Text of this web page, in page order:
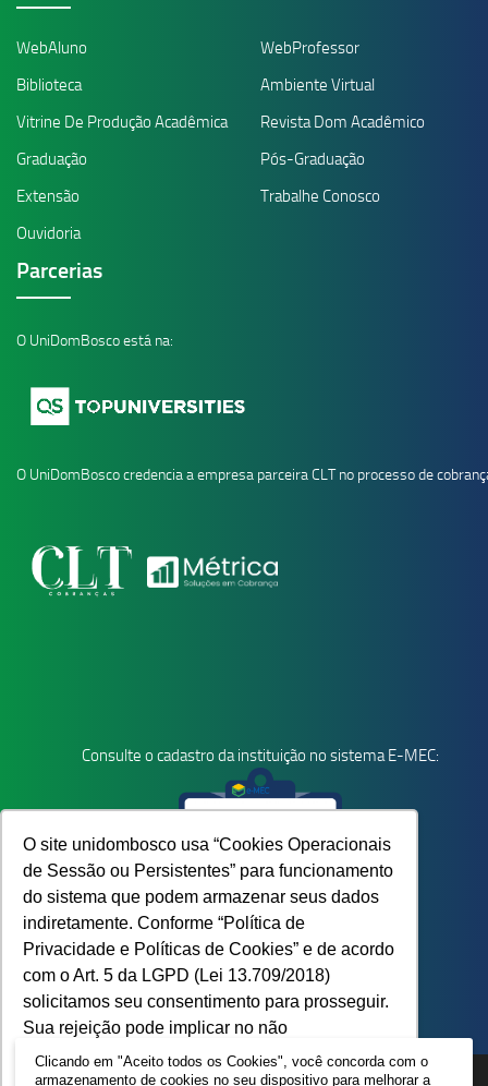
O site unidombosco usa “Cookies Operacionais
de Sessão ou Persistentes” para funcionamento
do sistema que podem armazenar seus dados
indiretamente. Conforme “Política de
Privacidade e Políticas de Cookies” e de acordo
com o Art. 5 da LGPD (Lei 13.709/2018)
solicitamos seu consentimento para prosseguir.
Sua rejeição pode implicar no não
funcionamento do site. Saiba mais
WebAluno
WebProfessor
Biblioteca
Ambiente Virtual
Vitrine De Produção Acadêmica
Revista Dom Acadêmico
Graduação
Pós-Graduação
Extensão
Trabalhe Conosco
Ouvidoria
Parcerias
O UniDomBosco está na:
O UniDomBosco credencia a empresa parceira CLT no processo de
Consulte o cadastro da instituição no sistema E-MEC:
Clicando em "Aceito todos os Cookies", você concorda com o
armazenamento de cookies no seu dispositivo para melhorar a